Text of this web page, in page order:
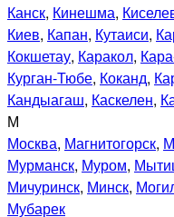
Канск, Кинешма,
Киев, Капан, Кутаиси,
Кокшетау, Каракол,
Курган-Тюбе, Коканд,
Кандыагаш, Каскелен,
М
Москва, Магнитогорск,
Мурманск, Муром,
Мичуринск, Минск,
Мубарек